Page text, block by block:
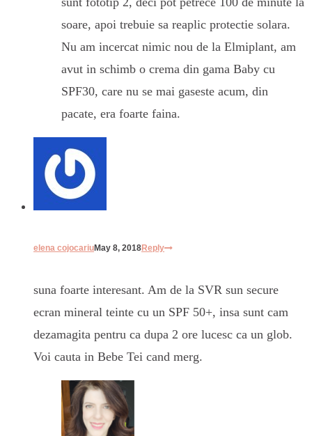
soare, apoi trebuie sa reaplic protectie solara.
Nu am incercat nimic nou de la Elmiplant, am
avut in schimb o crema din gama Baby cu
SPF30, care nu se mai gaseste acum, din
pacate, era foarte faina.
elena cojocariuMay 8, 2018Reply
suna foarte interesant. Am de la SVR sun secure
ecran mineral teinte cu un SPF 50+, insa sunt cam
dezamagita pentru ca dupa 2 ore lucesc ca un glob.
Voi cauta in Bebe Tei cand merg.